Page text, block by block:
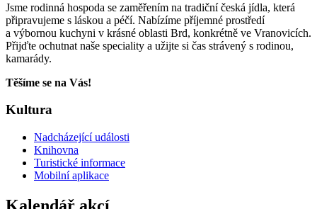
Jsme rodinná hospoda se zaměřením na tradiční česká jídla, která
připravujeme s láskou a péčí. Nabízíme příjemné prostředí
a výbornou kuchyni v krásné oblasti Brd, konkrétně ve Vranovicích.
Přijďte ochutnat naše speciality a užijte si čas strávený s rodinou,
kamarády.
Těšíme se na Vás!
Kultura
Nadcházející události
Knihovna
Turistické informace
Mobilní aplikace